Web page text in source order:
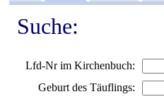
Suche:
Lfd-Nr im Kirchenbuch:
Geburt des Täuflings: